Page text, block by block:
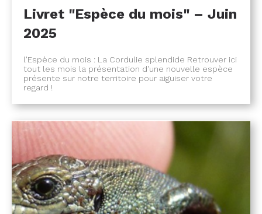
Livret "Espèce du mois" – Juin
2025
l'Espèce du mois : La Cordulie splendide Retrouver ici
tout les mois la présentation d'une nouvelle espèce
présente sur notre territoire pour aiguiser votre
regard !